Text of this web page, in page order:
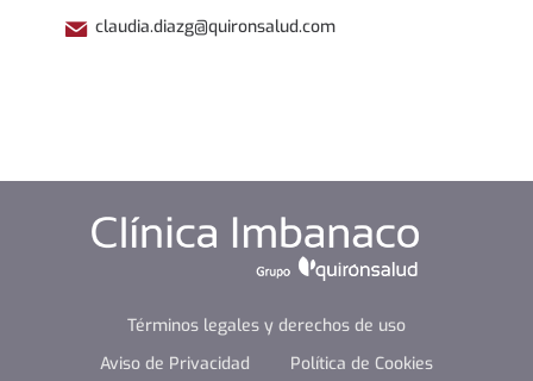
claudia.diazg@quironsalud.com
Términos legales y derechos de uso
Aviso de Privacidad
Política de Cookies